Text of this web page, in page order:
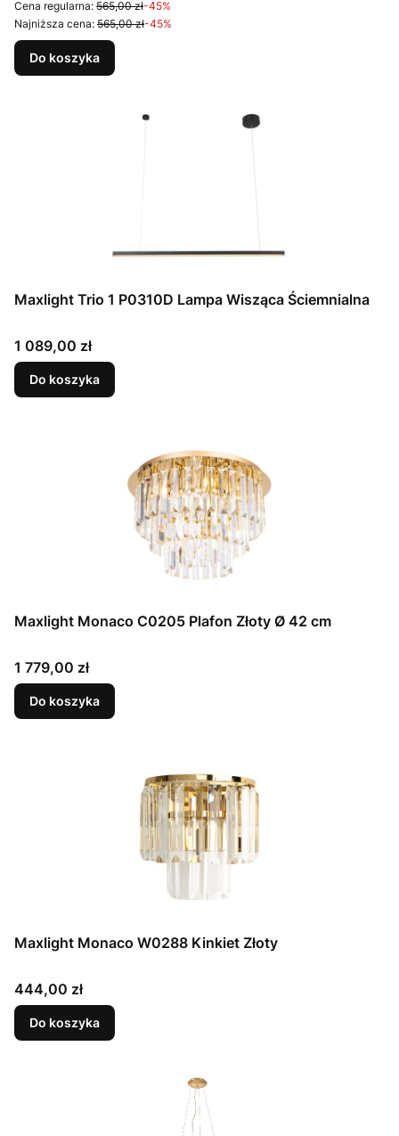
Cena regularna: 565,00 zł-45%
Najniższa cena: 565,00 zł-45%
Do koszyka
Maxlight Trio 1 P0310D Lampa Wisząca Ściemnialna
Cena
1 089,00 zł
Do koszyka
Maxlight Monaco C0205 Plafon Złoty Ø 42 cm
Cena
1 779,00 zł
Do koszyka
Maxlight Monaco W0288 Kinkiet Złoty
Cena
444,00 zł
Do koszyka